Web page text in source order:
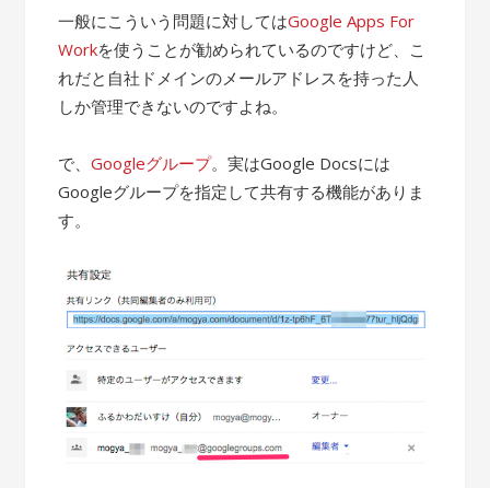
一般にこういう問題に対してはGoogle Apps For
Workを使うことが勧められているのですけど、こ
れだと自社ドメインのメールアドレスを持った人
しか管理できないのですよね。
で、Googleグループ。実はGoogle Docsには
Googleグループを指定して共有する機能がありま
す。